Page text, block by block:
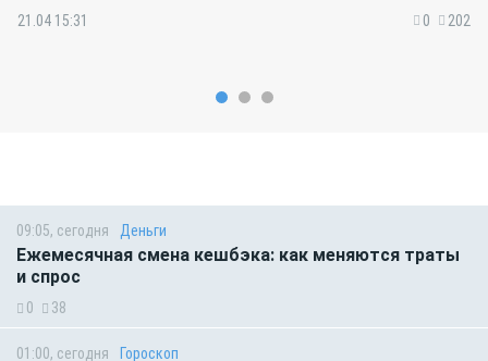
21.04 15:31 0 202
09:05, сегодня Деньги
Ежемесячная смена кешбэка: как меняются траты
и спрос
0 38
01:00, сегодня Гороскоп